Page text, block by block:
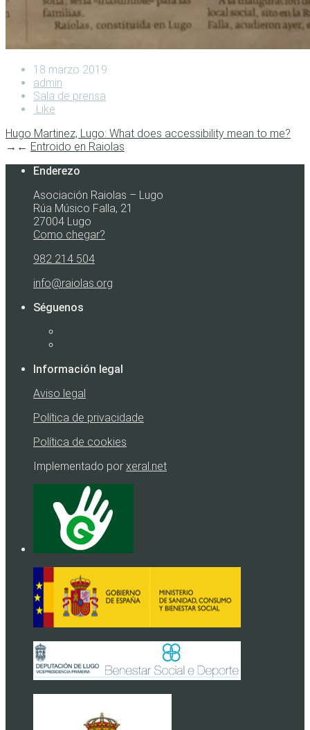
18 marzo 2019
admin
Sala de prensa
Like
Hugo Martinez, Lugo: What does accessibility mean to me?
→ ← Entroido en Raiolas
Enderezo
Asociación Raiolas – Lugo
Rúa Músico Falla, 21
27004 Lugo
Como chegar?
982 214 504
info@raiolas.org
Séguenos
Información legal
Aviso legal
Política de privacidade
Política de cookies
Implementado por xeral.net